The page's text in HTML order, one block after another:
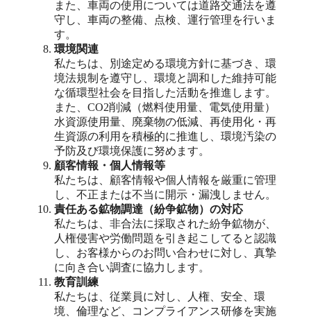
また、車両の使用については道路交通法を遵
守し、車両の整備、点検、運行管理を行いま
す。
環境関連
私たちは、別途定める環境方針に基づき、環
境法規制を遵守し、環境と調和した維持可能
な循環型社会を目指した活動を推進します。
また、CO2削減（燃料使用量、電気使用量）
水資源使用量、廃棄物の低減、再使用化・再
生資源の利用を積極的に推進し、環境汚染の
予防及び環境保護に努めます。
顧客情報・個人情報等
私たちは、顧客情報や個人情報を厳重に管理
し、不正または不当に開示・漏洩しません。
責任ある鉱物調達（紛争鉱物）の対応
私たちは、非合法に採取された紛争鉱物が、
人権侵害や労働問題を引き起こしてると認識
し、お客様からのお問い合わせに対し、真摯
に向き合い調査に協力します。
教育訓練
私たちは、従業員に対し、人権、安全、環
境、倫理など、コンプライアンス研修を実施